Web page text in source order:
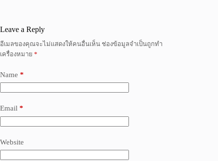
Leave a Reply
อีเมลของคุณจะไม่แสดงให้คนอื่นเห็น ช่องข้อมูลจำเป็นถูกทำ
เครื่องหมาย *
Name *
Email *
Website